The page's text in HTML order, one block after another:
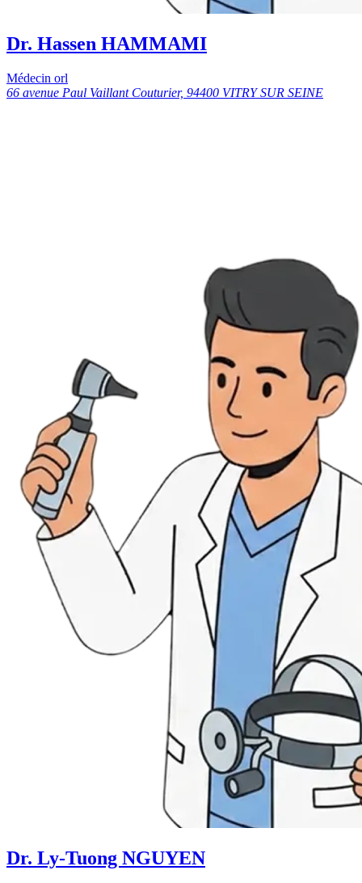
Dr. Hassen HAMMAMI
Médecin orl
66 avenue Paul Vaillant Couturier, 94400 VITRY SUR SEINE
Dr. Ly-Tuong NGUYEN